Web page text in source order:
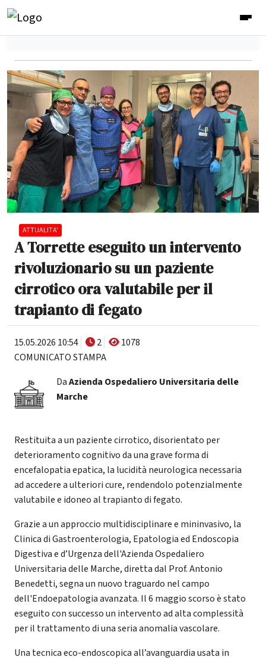
ATTUALITA'
A Torrette eseguito un intervento
rivoluzionario su un paziente
cirrotico ora valutabile per il
trapianto di fegato
15.05.2026 10:54 2
1078
COMUNICATO STAMPA
DaAzienda Ospedaliero Universitaria delle
Marche
Restituita a un paziente cirrotico, disorientato per
deterioramento cognitivo da una grave forma di
encefalopatia epatica, la lucidità neurologica necessaria
ad accedere a ulteriori cure, rendendolo potenzialmente
valutabile e idoneo al trapianto di fegato.
Grazie a un approccio multidisciplinare e mininvasivo, la
Clinica di Gastroenterologia, Epatologia ed Endoscopia
Digestiva e d’Urgenza dell'Azienda Ospedaliero
Universitaria delle Marche, diretta dal Prof. Antonio
Benedetti, segna un nuovo traguardo nel campo
dell'Endoepatologia avanzata. Il 6 maggio scorso è stato
eseguito con successo un intervento ad alta complessità
per il trattamento di una seria anomalia vascolare.
Una tecnica eco-endoscopica all’avanguardia usata in